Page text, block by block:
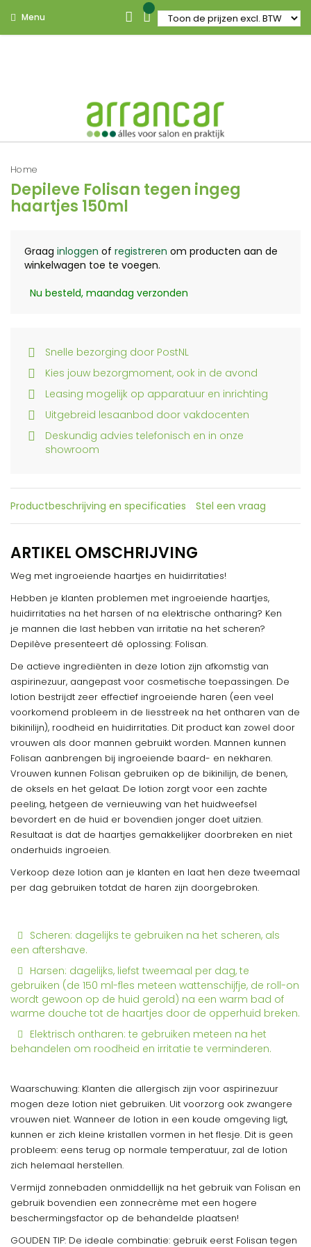
Menu
Home
Depileve Folisan tegen ingeg
haartjes 150ml
Graag inloggen of registreren om producten aan de
winkelwagen toe te voegen.
Nu besteld, maandag verzonden
Snelle bezorging door PostNL
Kies jouw bezorgmoment, ook in de avond
Leasing mogelijk op apparatuur en inrichting
Uitgebreid lesaanbod door vakdocenten
Deskundig advies telefonisch en in onze
showroom
Productbeschrijving en specificaties Stel een vraag
ARTIKEL OMSCHRIJVING
Weg met ingroeiende haartjes en huidirritaties!
Hebben je klanten problemen met ingroeiende haartjes,
huidirritaties na het harsen of na elektrische ontharing? Ken
je mannen die last hebben van irritatie na het scheren?
Depilève presenteert dé oplossing: Folisan.
De actieve ingrediënten in deze lotion zijn afkomstig van
aspirinezuur, aangepast voor cosmetische toepassingen. De
lotion bestrijdt zeer effectief ingroeiende haren (een veel
voorkomend probleem in de liesstreek na het ontharen van de
bikinilijn), roodheid en huidirritaties. Dit product kan zowel door
vrouwen als door mannen gebruikt worden. Mannen kunnen
Folisan aanbrengen bij ingroeiende baard- en nekharen.
Vrouwen kunnen Folisan gebruiken op de bikinilijn, de benen,
de oksels en het gelaat. De lotion zorgt voor een zachte
peeling, hetgeen de vernieuwing van het huidweefsel
bevordert en de huid er bovendien jonger doet uitzien.
Resultaat is dat de haartjes gemakkelijker doorbreken en niet
onderhuids ingroeien.
Verkoop deze lotion aan je klanten en laat hen deze tweemaal
per dag gebruiken totdat de haren zijn doorgebroken.
Scheren: dagelijks te gebruiken na het scheren, als
een aftershave.
Harsen: dagelijks, liefst tweemaal per dag, te
gebruiken (de 150 ml-fles meteen wattenschijfje, de roll-on
wordt gewoon op de huid gerold) na een warm bad of
warme douche tot de haartjes door de opperhuid breken.
Elektrisch ontharen: te gebruiken meteen na het
behandelen om roodheid en irritatie te verminderen.
Waarschuwing: Klanten die allergisch zijn voor aspirinezuur
mogen deze lotion niet gebruiken. Uit voorzorg ook zwangere
vrouwen niet. Wanneer de lotion in een koude omgeving ligt,
kunnen er zich kleine kristallen vormen in het flesje. Dit is geen
probleem: eens terug op normale temperatuur, zal de lotion
zich helemaal herstellen.
Vermijd zonnebaden onmiddellijk na het gebruik van Folisan en
gebruik bovendien een zonnecrème met een hogere
beschermingsfactor op de behandelde plaatsen!
GOUDEN TIP: De ideale combinatie: gebruik eerst Folisan tegen